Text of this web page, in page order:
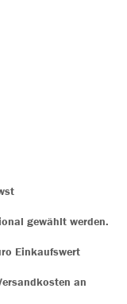
gewählt werden.
Einkaufswert
an